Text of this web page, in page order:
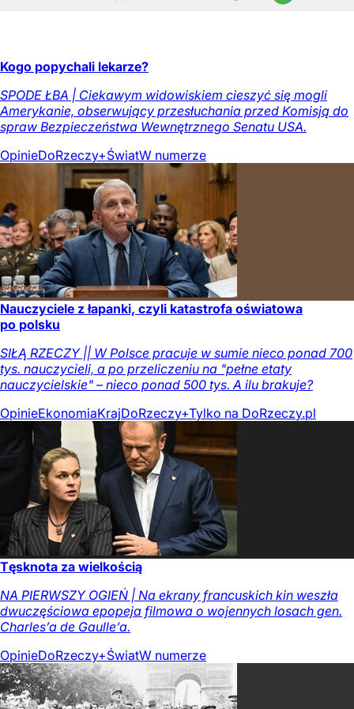
Kogo popychali lekarze?
SPODE ŁBA | Ciekawym widowiskiem cieszyć się mogli
Amerykanie, obserwujący przesłuchania przed Komisją do
spraw Bezpieczeństwa Wewnętrznego Senatu USA.
OpinieDoRzeczy+ŚwiatW numerze
Nauczyciele z łapanki, czyli katastrofa oświatowa
po polsku
SIŁĄ RZECZY || W Polsce pracuje w sumie nieco ponad 700
tys. nauczycieli, a po przeliczeniu na "pełne etaty
nauczycielskie" – nieco ponad 500 tys. A ilu brakuje?
OpinieEkonomiaKrajDoRzeczy+Tylko na DoRzeczy.pl
Tęsknota za wielkością
NA PIERWSZY OGIEŃ | Na ekrany francuskich kin weszła
dwuczęściowa epopeja filmowa o wojennych losach gen.
Charles’a de Gaulle’a.
OpinieDoRzeczy+ŚwiatW numerze